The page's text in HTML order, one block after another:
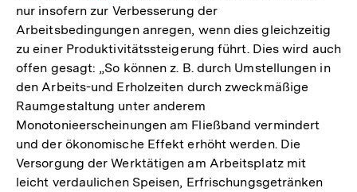
Auflösung
der
Fußnote
nur insofern zur Verbesserung der
Arbeitsbedingungen anregen, wenn dies gleichzeitig
zu einer Produktivitätssteigerung führt. Dies wird auch
offen gesagt: „So können z. B. durch Umstellungen in
den Arbeits-und Erholzeiten durch zweckmäßige
Raumgestaltung unter anderem
Monotonieerscheinungen am Fließband vermindert
und der ökonomische Effekt erhöht werden. Die
Versorgung der Werktätigen am Arbeitsplatz mit
leicht verdaulichen Speisen, Erfrischungsgetränken